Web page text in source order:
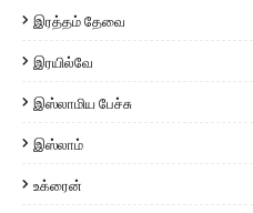
இரத்தம் தேவை
இரயில்வே
இஸ்லாமிய பேச்சு
இஸ்லாம்
உக்ரைன்